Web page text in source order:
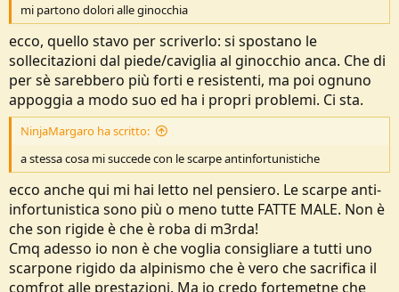
mi partono dolori alle ginocchia
ecco, quello stavo per scriverlo: si spostano le
sollecitazioni dal piede/caviglia al ginocchio anca. Che di
per sè sarebbero più forti e resistenti, ma poi ognuno
appoggia a modo suo ed ha i propri problemi. Ci sta.
NinjaMargaro ha scritto:
a stessa cosa mi succede con le scarpe antinfortunistiche
ecco anche qui mi hai letto nel pensiero. Le scarpe anti-
infortunistica sono più o meno tutte FATTE MALE. Non è
che son rigide è che è roba di m3rda!
Cmq adesso io non è che voglia consigliare a tutti uno
scarpone rigido da alpinismo che è vero che sacrifica il
comfrot alle prestazioni. Ma io credo fortemetne che